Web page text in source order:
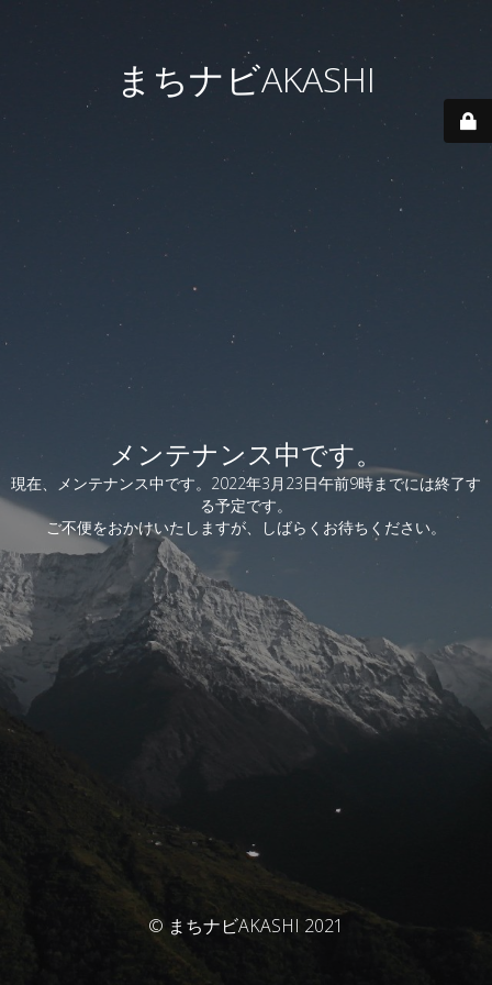
まちナビAKASHI
メンテナンス中です。
現在、メンテナンス中です。2022年3月23日午前9時までには終了す
る予定です。
ご不便をおかけいたしますが、しばらくお待ちください。
© まちナビAKASHI 2021